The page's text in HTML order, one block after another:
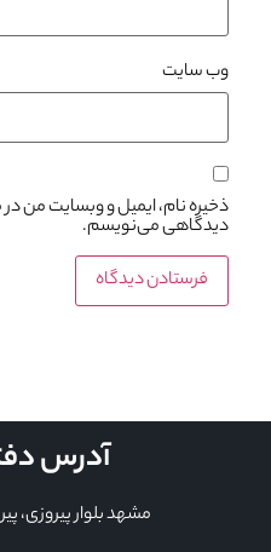
وب‌ سایت
ذخیره نام، ایمیل و وبسایت من در
دیدگاهی می‌نویسم.
آدرس
مشهد بلوار پیروزی، پیروزی 23 ممیز